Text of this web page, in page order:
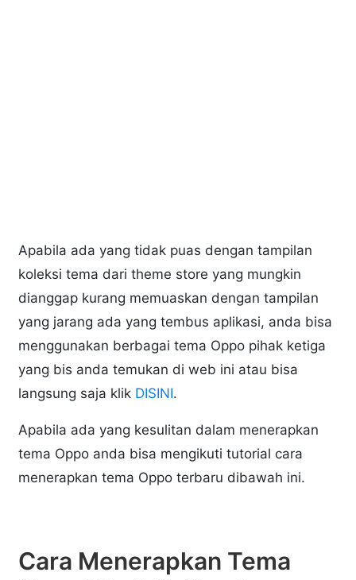
Apabila ada yang tidak puas dengan tampilan
koleksi tema dari theme store yang mungkin
dianggap kurang memuaskan dengan tampilan
yang jarang ada yang tembus aplikasi, anda bisa
menggunakan berbagai tema Oppo pihak ketiga
yang bis anda temukan di web ini atau bisa
langsung saja klik DISINI.
Apabila ada yang kesulitan dalam menerapkan
tema Oppo anda bisa mengikuti tutorial cara
menerapkan tema Oppo terbaru dibawah ini.
Cara Menerapkan Tema